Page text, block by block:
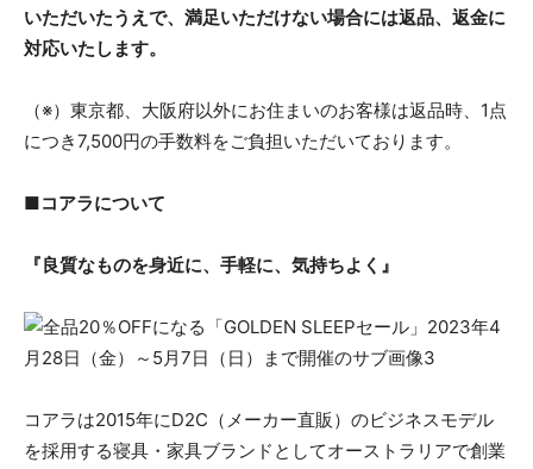
いただいたうえで、満足いただけない場合には返品、返金に
対応いたします。
（※）東京都、大阪府以外にお住まいのお客様は返品時、1点
につき7,500円の手数料をご負担いただいております。
■コアラについて
『良質なものを身近に、手軽に、気持ちよく』
コアラは2015年にD2C（メーカー直販）のビジネスモデル
を採用する寝具・家具ブランドとしてオーストラリアで創業